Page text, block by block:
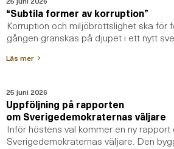
“Subtila former av korruption”
Korruption och miljöbrottslighet ska för
gången granskas på djupet i ett nytt
Läs mer
25 juni 2026
Uppföljning på rapporten
om Sverigedemokraternas väljare
Inför höstens val kommer en ny rapport
Sverigedemokraternas väljare. Den